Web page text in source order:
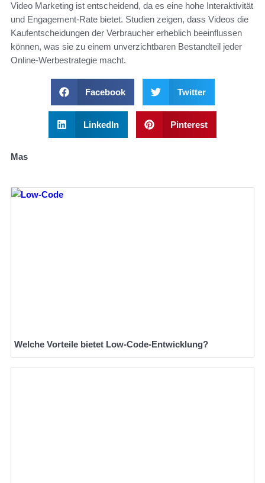
Video Marketing ist entscheidend, da es eine hohe Interaktivität
und Engagement-Rate bietet. Studien zeigen, dass Videos die
Kaufentscheidungen der Verbraucher erheblich beeinflussen
können, was sie zu einem unverzichtbaren Bestandteil jeder
Online-Werbestrategie macht.
Facebook Twitter
LinkedIn Pinterest
Mas
Welche Vorteile bietet Low-Code-Entwicklung?